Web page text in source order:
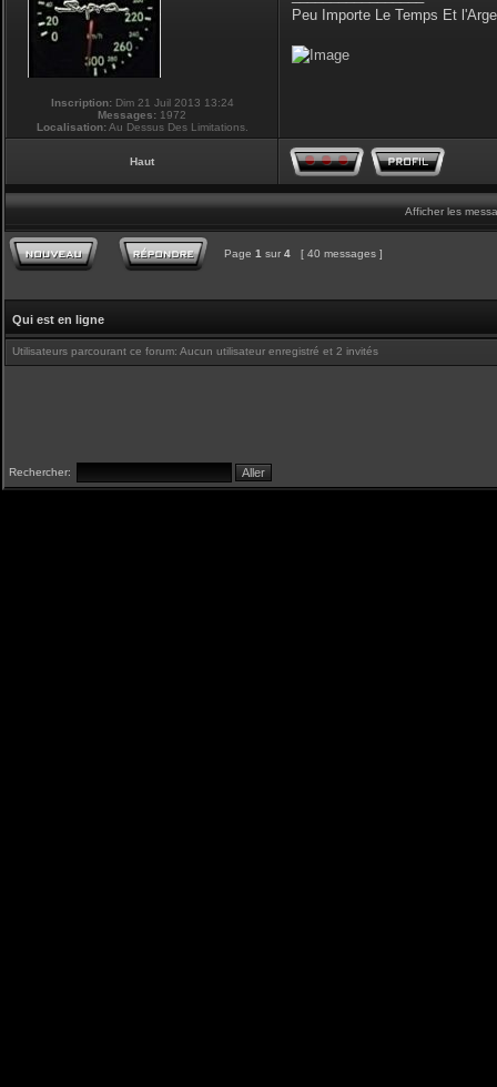
Inscription:Dim 21 Juil 2013 13:24
Messages: 1972
Localisation:Au Dessus Des Limitations.
Peu Importe Le Temps Et
Haut
Afficher les
Page 1 sur 4 [ 40 messages ]
Qui est en ligne
Utilisateurs parcourant ce forum: Aucun utilisateur enregistré et 2 invités
Rechercher: